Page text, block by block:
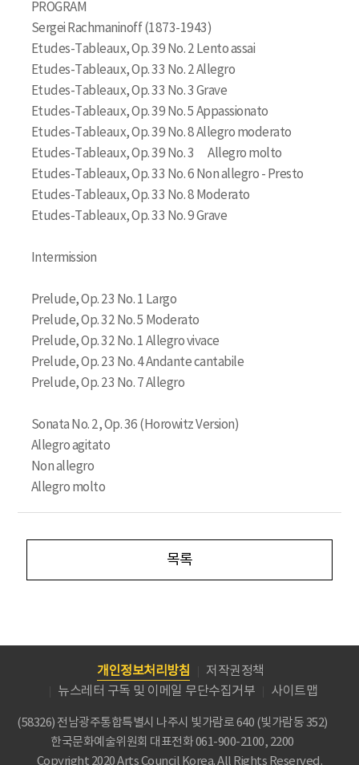
PROGRAM
Sergei Rachmaninoff (1873-1943)
Etudes-Tableaux, Op. 39 No. 2 Lento assai
Etudes-Tableaux, Op. 33 No. 2 Allegro
Etudes-Tableaux, Op. 33 No. 3 Grave
Etudes-Tableaux, Op. 39 No. 5 Appassionato
Etudes-Tableaux, Op. 39 No. 8 Allegro moderato
Etudes-Tableaux, Op. 39 No. 3 Allegro molto
Etudes-Tableaux, Op. 33 No. 6 Non allegro - Presto
Etudes-Tableaux, Op. 33 No. 8 Moderato
Etudes-Tableaux, Op. 33 No. 9 Grave
Intermission
Prelude, Op. 23 No. 1 Largo
Prelude, Op. 32 No. 5 Moderato
Prelude, Op. 32 No. 1 Allegro vivace
Prelude, Op. 23 No. 4 Andante cantabile
Prelude, Op. 23 No. 7 Allegro
Sonata No. 2, Op. 36 (Horowitz Version)
Allegro agitato
Non allegro
Allegro molto
목록
개인정보처리방침
저작권정책
뉴스레터 구독 및 이메일 무단수집거부
사이트맵
(58326) 전남광주통합특별시 나주시 빛가람로 640 (빛가람동 352)
한국문화예술위원회 대표전화 061-900-2100, 2200
Copyright 2020 Arts Council Korea. All Rights Reserved.